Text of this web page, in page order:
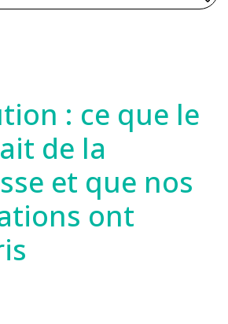
: ce que le
de la
et que nos
ont